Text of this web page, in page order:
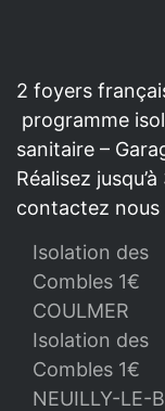
2 foyers
programme
sanitaire –
Réalisez
contactez nous
Isolation des
Combles 1€
COULMER
Isolation des
Combles 1€
NEUILLY-LE-